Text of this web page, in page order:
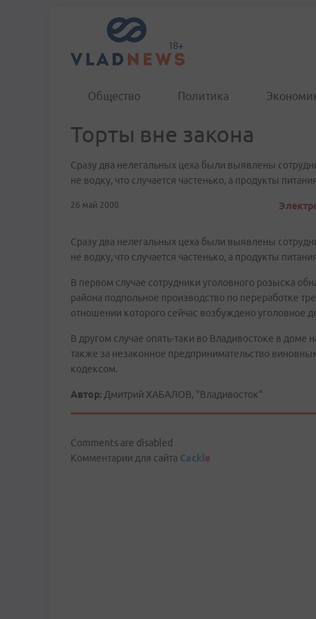
Общество Политика
Торты вне закона
Сразу два нелегальных цеха были выявлены
не водку, что случается частенько, а продукты
26 май 2000
Сразу два нелегальных цеха были выявлены
не водку, что случается частенько, а продукты
В первом случае сотрудники уголовного розыска
района подпольное производство по переработке
отношении которого сейчас возбуждено уголовное
В другом случае опять-таки во Владивостоке в
также за незаконное предпринимательство
кодексом.
Автор: Дмитрий ХАБАЛОВ, "Владивосток"
Comments are disabled
Комментарии для сайта Cackle